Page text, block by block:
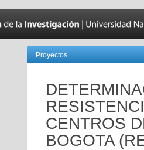
Proyectos
CENTROS
BOGOTA